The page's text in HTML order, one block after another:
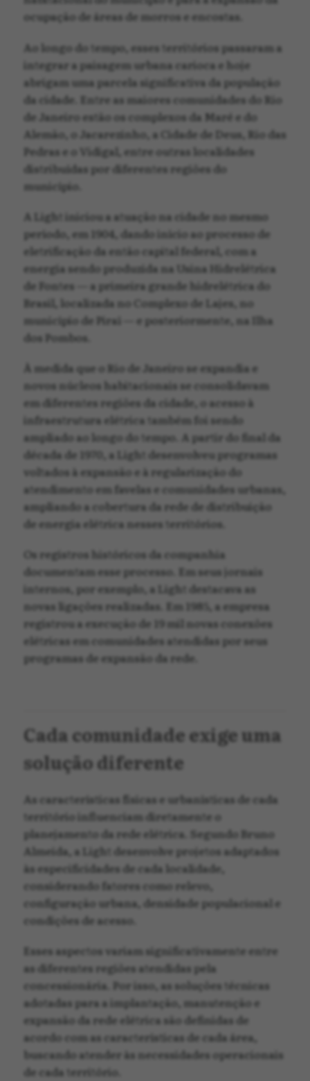
ocupação de áreas de morros e encostas.
Ao longo do tempo, esses territórios passaram a
integrar a paisagem urbana carioca e hoje
abrigam uma parcela significativa da população
da cidade. Entre as maiores comunidades do Rio
de Janeiro estão os complexos da Maré e do
Alemão, o Jacarezinho, a Cidade de Deus, Rio das
Pedras e o Vidigal, entre outras localidades
distribuídas por diferentes regiões do
município.
A Light iniciou a atuação na cidade no mesmo
período, em 1904, dando início ao processo de
eletrificação da então capital federal, com a
energia sendo produzida na Usina Hidrelétrica
de Fontes — a primeira grande hidrelétrica do
Brasil, localizada no Complexo de Lajes, no
município de Piraí — e posteriormente, na Ilha
dos Pombos.
À medida que o Rio de Janeiro se expandia e
novos núcleos habitacionais se consolidavam
em diferentes regiões da cidade, o acesso à
infraestrutura elétrica também foi sendo
ampliado ao longo do tempo. A partir do final da
década de 1970, a Light desenvolveu programas
voltados à expansão e à regularização do
atendimento em favelas e comunidades urbanas,
ampliando a cobertura da rede de distribuição
de energia elétrica nesses territórios.
Os registros históricos da companhia
documentam esse processo. Em seus jornais
internos, por exemplo, a Light destacava as
novas ligações realizadas. Em 1985, a empresa
registrou a execução de 19 mil novas conexões
elétricas em comunidades atendidas por seus
programas de expansão da rede.
Cada comunidade exige uma
solução diferente
As características físicas e urbanísticas de cada
território influenciam diretamente o
planejamento da rede elétrica. Segundo Bruno
Almeida, a Light desenvolve projetos adaptados
às especificidades de cada localidade,
considerando fatores como relevo,
configuração urbana, densidade populacional e
condições de acesso.
Esses aspectos variam significativamente entre
as diferentes regiões atendidas pela
concessionária. Por isso, as soluções técnicas
adotadas para a implantação, manutenção e
expansão da rede elétrica são definidas de
acordo com as características de cada área,
buscando atender às necessidades operacionais
de cada território.